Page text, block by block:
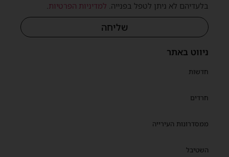
ניווט באתר
חדשות
חרדים
ממסדרונות העירייה
השטיבל
בלעדיהם לא ניתן לטפל בפנייה. למדיניות הפרטיות.
שליחה